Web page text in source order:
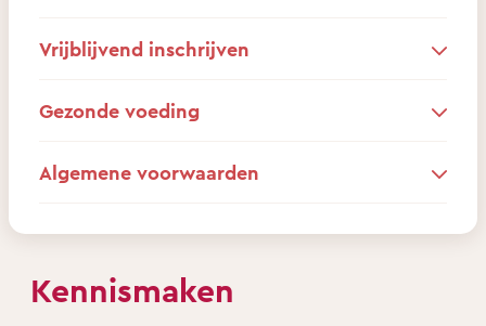
Vrijblijvend inschrijven
Gezonde voeding
Algemene voorwaarden
Kennismaken